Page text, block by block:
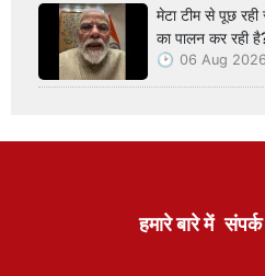
मेटा टीम से पूछ
का पालन कर रही
06 Aug
हमारे बारे में संपर्क